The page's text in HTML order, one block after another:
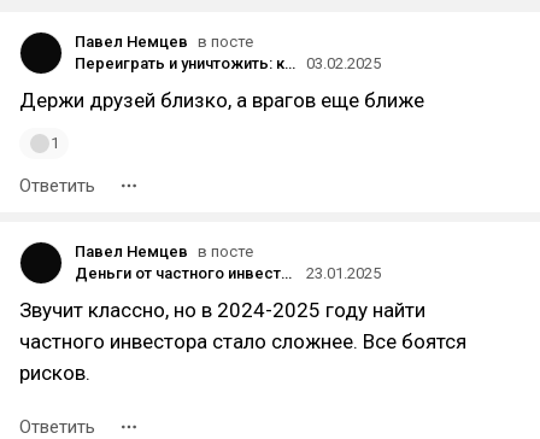
Павел Немцев в посте
Переиграть и уничтожить: как я разоблачил мошенников, которые «разоблачали» меня 03.02.2025
Держи друзей близко, а врагов еще ближе
1
Ответить
Павел Немцев в посте
Деньги от частного инвестора: как привлечь и использовать
23.01.2025
Звучит классно, но в 2024-2025 году найти
частного инвестора стало сложнее. Все боятся
рисков.
Ответить